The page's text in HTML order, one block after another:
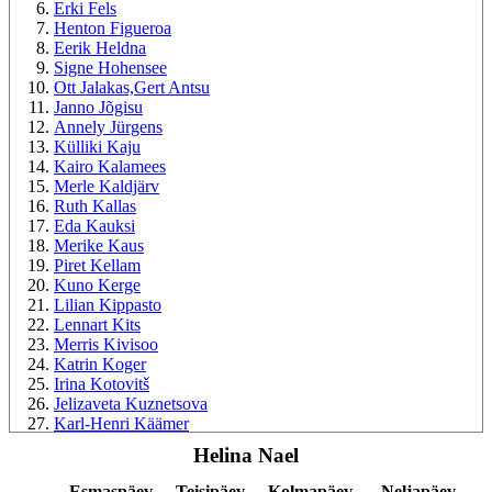
Erki Fels
Henton Figueroa
Eerik Heldna
Signe Hohensee
Ott Jalakas,Gert Antsu
Janno Jõgisu
Annely Jürgens
Külliki Kaju
Kairo Kalamees
Merle Kaldjärv
Ruth Kallas
Eda Kauksi
Merike Kaus
Piret Kellam
Kuno Kerge
Lilian Kippasto
Lennart Kits
Merris Kivisoo
Katrin Koger
Irina Kotovitš
Jelizaveta Kuznetsova
Karl-Henri Käämer
Kristi Leibur
Helina Nael